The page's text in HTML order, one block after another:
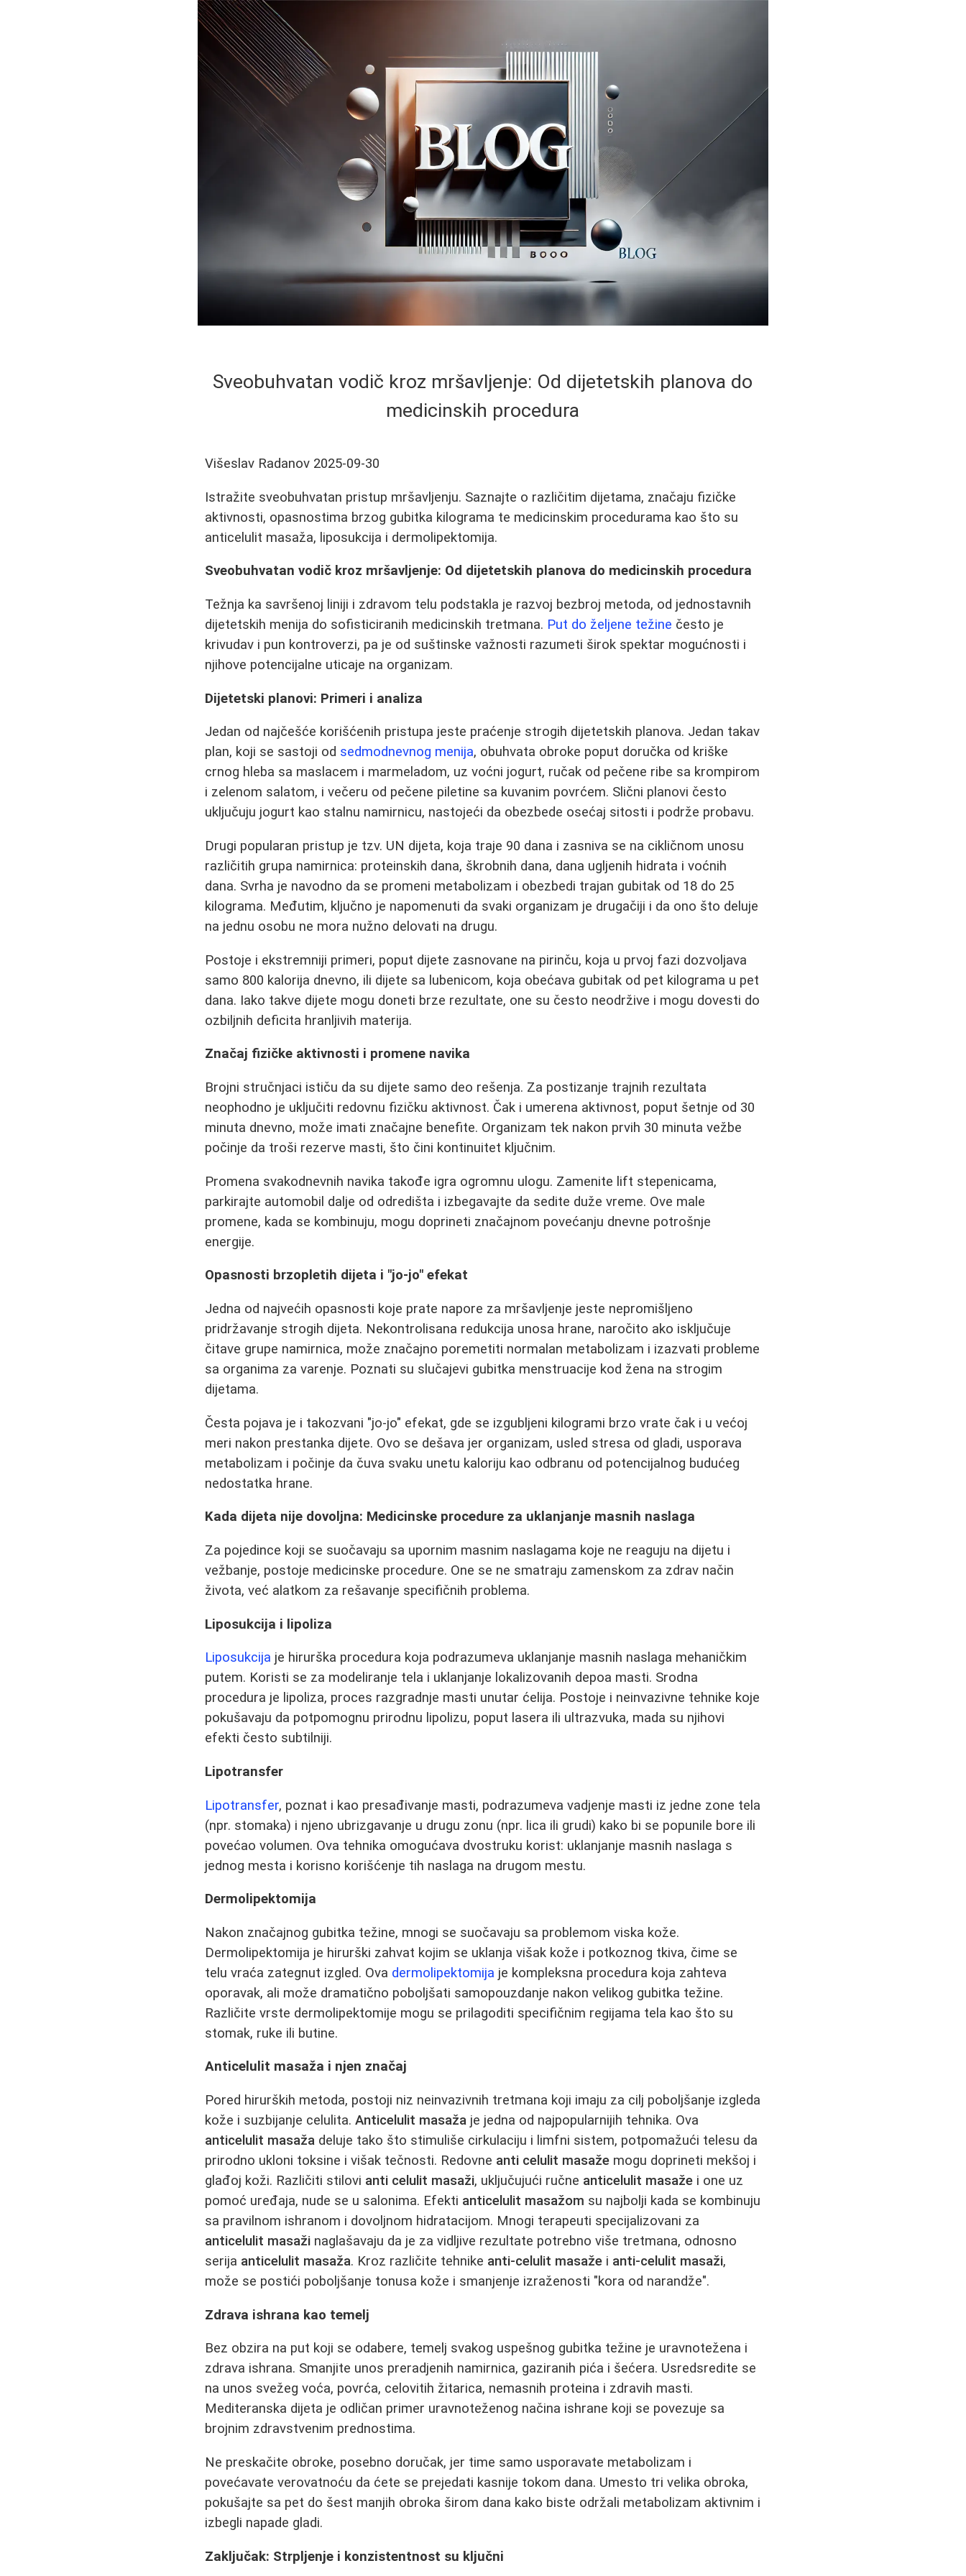
Sveobuhvatan vodič kroz mršavljenje: Od dijetetskih planova do
medicinskih procedura
Višeslav Radanov 2025-09-30
Istražite sveobuhvatan pristup mršavljenju. Saznajte o različitim dijetama, značaju fizičke
aktivnosti, opasnostima brzog gubitka kilograma te medicinskim procedurama kao što su
anticelulit masaža, liposukcija i dermolipektomija.
Sveobuhvatan vodič kroz mršavljenje: Od dijetetskih planova do medicinskih procedura
Težnja ka savršenoj liniji i zdravom telu podstakla je razvoj bezbroj metoda, od jednostavnih
dijetetskih menija do sofisticiranih medicinskih tretmana. Put do željene težine često je
krivudav i pun kontroverzi, pa je od suštinske važnosti razumeti širok spektar mogućnosti i
njihove potencijalne uticaje na organizam.
Dijetetski planovi: Primeri i analiza
Jedan od najčešće korišćenih pristupa jeste praćenje strogih dijetetskih planova. Jedan takav
plan, koji se sastoji od sedmodnevnog menija, obuhvata obroke poput doručka od kriške
crnog hleba sa maslacem i marmeladom, uz voćni jogurt, ručak od pečene ribe sa krompirom
i zelenom salatom, i večeru od pečene piletine sa kuvanim povrćem. Slični planovi često
uključuju jogurt kao stalnu namirnicu, nastojeći da obezbede osećaj sitosti i podrže probavu.
Drugi popularan pristup je tzv. UN dijeta, koja traje 90 dana i zasniva se na cikličnom unosu
različitih grupa namirnica: proteinskih dana, škrobnih dana, dana ugljenih hidrata i voćnih
dana. Svrha je navodno da se promeni metabolizam i obezbedi trajan gubitak od 18 do 25
kilograma. Međutim, ključno je napomenuti da svaki organizam je drugačiji i da ono što deluje
na jednu osobu ne mora nužno delovati na drugu.
Postoje i ekstremniji primeri, poput dijete zasnovane na pirinču, koja u prvoj fazi dozvoljava
samo 800 kalorija dnevno, ili dijete sa lubenicom, koja obećava gubitak od pet kilograma u pet
dana. Iako takve dijete mogu doneti brze rezultate, one su često neodržive i mogu dovesti do
ozbiljnih deficita hranljivih materija.
Značaj fizičke aktivnosti i promene navika
Brojni stručnjaci ističu da su dijete samo deo rešenja. Za postizanje trajnih rezultata
neophodno je uključiti redovnu fizičku aktivnost. Čak i umerena aktivnost, poput šetnje od 30
minuta dnevno, može imati značajne benefite. Organizam tek nakon prvih 30 minuta vežbe
počinje da troši rezerve masti, što čini kontinuitet ključnim.
Promena svakodnevnih navika takođe igra ogromnu ulogu. Zamenite lift stepenicama,
parkirajte automobil dalje od odredišta i izbegavajte da sedite duže vreme. Ove male
promene, kada se kombinuju, mogu doprineti značajnom povećanju dnevne potrošnje
energije.
Opasnosti brzopletih dijeta i "jo-jo" efekat
Jedna od najvećih opasnosti koje prate napore za mršavljenje jeste nepromišljeno
pridržavanje strogih dijeta. Nekontrolisana redukcija unosa hrane, naročito ako isključuje
čitave grupe namirnica, može značajno poremetiti normalan metabolizam i izazvati probleme
sa organima za varenje. Poznati su slučajevi gubitka menstruacije kod žena na strogim
dijetama.
Česta pojava je i takozvani "jo-jo" efekat, gde se izgubljeni kilogrami brzo vrate čak i u većoj
meri nakon prestanka dijete. Ovo se dešava jer organizam, usled stresa od gladi, usporava
metabolizam i počinje da čuva svaku unetu kaloriju kao odbranu od potencijalnog budućeg
nedostatka hrane.
Kada dijeta nije dovoljna: Medicinske procedure za uklanjanje masnih naslaga
Za pojedince koji se suočavaju sa upornim masnim naslagama koje ne reaguju na dijetu i
vežbanje, postoje medicinske procedure. One se ne smatraju zamenskom za zdrav način
života, već alatkom za rešavanje specifičnih problema.
Liposukcija i lipoliza
Liposukcija je hirurška procedura koja podrazumeva uklanjanje masnih naslaga mehaničkim
putem. Koristi se za modeliranje tela i uklanjanje lokalizovanih depoa masti. Srodna
procedura je lipoliza, proces razgradnje masti unutar ćelija. Postoje i neinvazivne tehnike koje
pokušavaju da potpomognu prirodnu lipolizu, poput lasera ili ultrazvuka, mada su njihovi
efekti često subtilniji.
Lipotransfer
Lipotransfer, poznat i kao presađivanje masti, podrazumeva vadjenje masti iz jedne zone tela
(npr. stomaka) i njeno ubrizgavanje u drugu zonu (npr. lica ili grudi) kako bi se popunile bore ili
povećao volumen. Ova tehnika omogućava dvostruku korist: uklanjanje masnih naslaga s
jednog mesta i korisno korišćenje tih naslaga na drugom mestu.
Dermolipektomija
Nakon značajnog gubitka težine, mnogi se suočavaju sa problemom viska kože.
Dermolipektomija je hirurški zahvat kojim se uklanja višak kože i potkoznog tkiva, čime se
telu vraća zategnut izgled. Ova dermolipektomija je kompleksna procedura koja zahteva
oporavak, ali može dramatično poboljšati samopouzdanje nakon velikog gubitka težine.
Različite vrste dermolipektomije mogu se prilagoditi specifičnim regijama tela kao što su
stomak, ruke ili butine.
Anticelulit masaža i njen značaj
Pored hirurških metoda, postoji niz neinvazivnih tretmana koji imaju za cilj poboljšanje izgleda
kože i suzbijanje celulita.Anticelulit masaža je jedna od najpopularnijih tehnika. Ova
anticelulit masaža deluje tako što stimuliše cirkulaciju i limfni sistem, potpomažući telesu da
prirodno ukloni toksine i višak tečnosti. Redovne anti celulit masaže mogu doprineti mekšoj i
glađoj koži. Različiti stilovi anti celulit masaži, uključujući ručne anticelulit masaže i one uz
pomoć uređaja, nude se u salonima. Efekti anticelulit masažom su najbolji kada se kombinuju
sa pravilnom ishranom i dovoljnom hidratacijom. Mnogi terapeuti specijalizovani za
anticelulit masaži naglašavaju da je za vidljive rezultate potrebno više tretmana, odnosno
serija anticelulit masaža. Kroz različite tehnike anti-celulit masaže i anti-celulit masaži,
može se postići poboljšanje tonusa kože i smanjenje izraženosti "kora od narandže".
Zdrava ishrana kao temelj
Bez obzira na put koji se odabere, temelj svakog uspešnog gubitka težine je uravnotežena i
zdrava ishrana. Smanjite unos preradjenih namirnica, gaziranih pića i šećera. Usredsredite se
na unos svežeg voća, povrća, celovitih žitarica, nemasnih proteina i zdravih masti.
Mediteranska dijeta je odličan primer uravnoteženog načina ishrane koji se povezuje sa
brojnim zdravstvenim prednostima.
Ne preskačite obroke, posebno doručak, jer time samo usporavate metabolizam i
povećavate verovatnoću da ćete se prejedati kasnije tokom dana. Umesto tri velika obroka,
pokušajte sa pet do šest manjih obroka širom dana kako biste održali metabolizam aktivnim i
izbegli napade gladi.
Zaključak: Strpljenje i konzistentnost su ključni